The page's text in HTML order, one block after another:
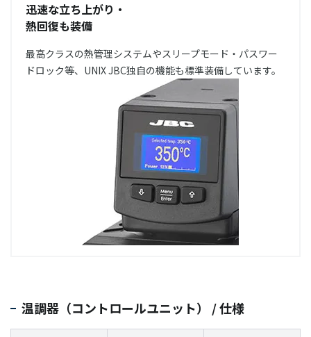
迅速な立ち上がり・
熱回復も装備
最高クラスの熱管理システムやスリープモード・パスワー
ドロック等、UNIX JBC独自の機能も標準装備しています。
温調器（コントロールユニット） / 仕様